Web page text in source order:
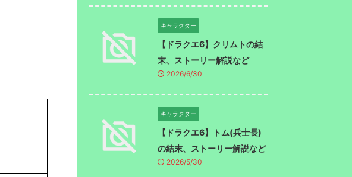
キャラクター
【ドラクエ6】クリムトの結
末、ストーリー解説など
2026/6/30
キャラクター
【ドラクエ6】トム(兵士長)
の結末、ストーリー解説など
2026/5/30